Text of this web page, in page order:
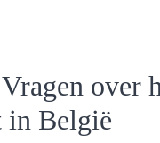
over
in België